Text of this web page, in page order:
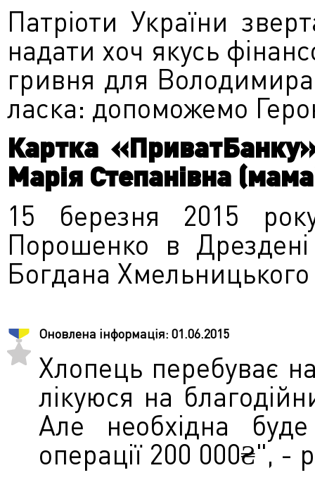
Патріоти України
надати хоч якусь
гривня для
ласка: допоможемо
Картка
Марія Степанівна
15 березня 2015
Порошенко в
Богдана
Оновлена інформація: 01.06.2015
Хлопець перебуває
лікуюся на
Але необхідна
операції 200 000₴", -